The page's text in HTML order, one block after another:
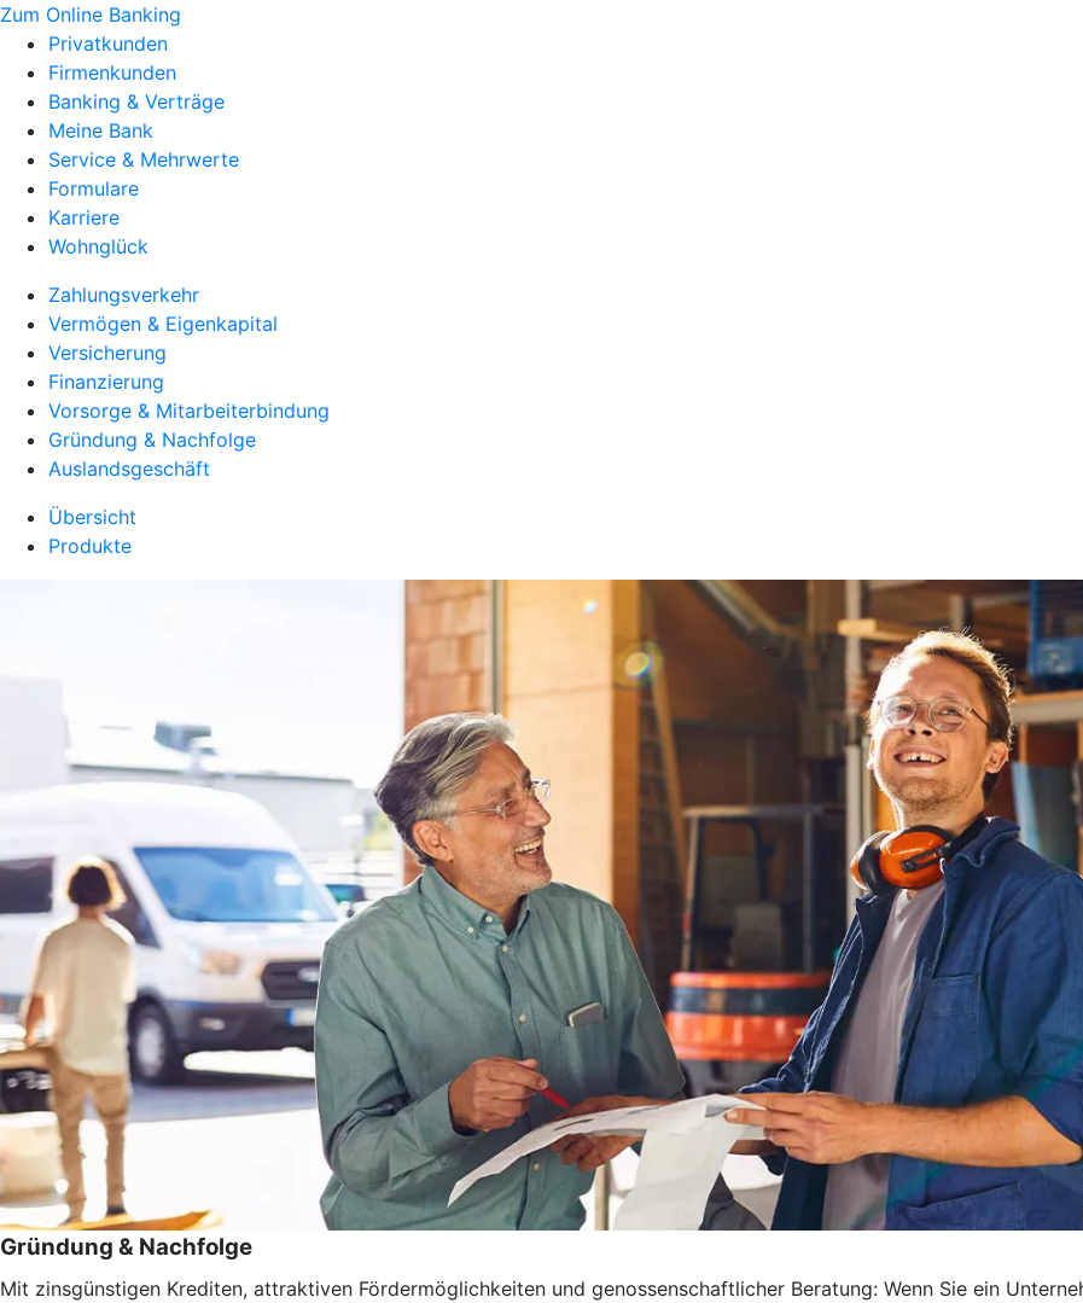
Zum Online Banking
Privatkunden
Firmenkunden
Banking & Verträge
Meine Bank
Service & Mehrwerte
Formulare
Karriere
Wohnglück
Zahlungsverkehr
Vermögen & Eigenkapital
Versicherung
Finanzierung
Vorsorge & Mitarbeiterbindung
Gründung & Nachfolge
Auslandsgeschäft
Übersicht
Produkte
Gründung & Nachfolge
Mit zinsgünstigen Krediten, attraktiven Fördermöglichkeiten und genossenschaftlicher Beratung: Wenn Sie ein